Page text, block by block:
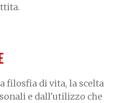
filosfia di vita, la scelta
e dall'utilizzo che